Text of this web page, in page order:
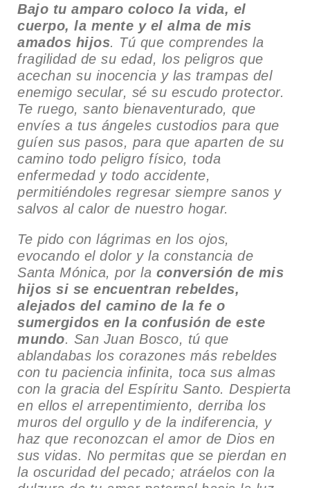
Bajo tu amparo coloco la vida, el
cuerpo, la mente y el alma de mis
amados hijos. Tú que comprendes la
fragilidad de su edad, los peligros que
acechan su inocencia y las trampas del
enemigo secular, sé su escudo protector.
Te ruego, santo bienaventurado, que
envíes a tus ángeles custodios para que
guíen sus pasos, para que aparten de su
camino todo peligro físico, toda
enfermedad y todo accidente,
permitiéndoles regresar siempre sanos y
salvos al calor de nuestro hogar.
Te pido con lágrimas en los ojos,
evocando el dolor y la constancia de
Santa Mónica, por la conversión de mis
hijos si se encuentran rebeldes,
alejados del camino de la fe o
sumergidos en la confusión de este
mundo. San Juan Bosco, tú que
ablandabas los corazones más rebeldes
con tu paciencia infinita, toca sus almas
con la gracia del Espíritu Santo. Despierta
en ellos el arrepentimiento, derriba los
muros del orgullo y de la indiferencia, y
haz que reconozcan el amor de Dios en
sus vidas. No permitas que se pierdan en
la oscuridad del pecado; atráelos con la